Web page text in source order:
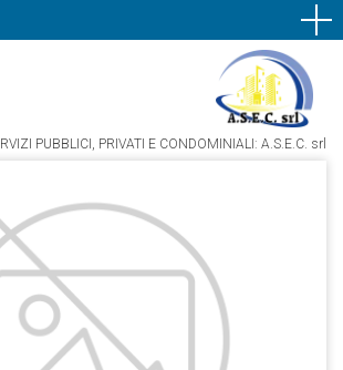
PUBBLICI, PRIVATI E CONDOMINIALI: A.S.E.C. srl